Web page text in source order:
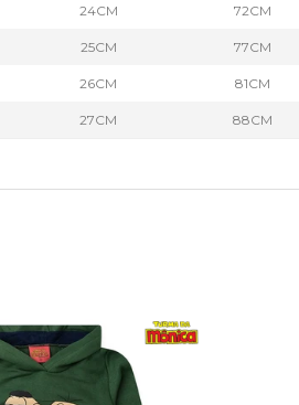
24CM 72CM
25CM 77CM
26CM 81CM
27CM 88CM